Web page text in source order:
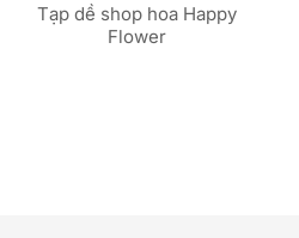
Tạp dề shop hoa Happy
Flower